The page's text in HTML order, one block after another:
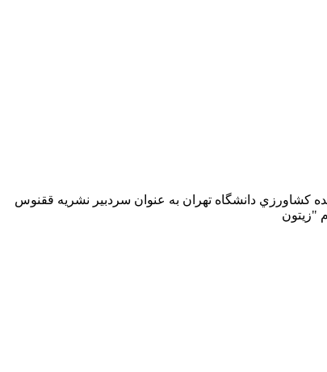
سراسري مطبوعات دانشجويي در تابستان سال 1378 در دانشكده كشاورزي دانشگاه تهران به عنوان سردبير نشريه ققنوس